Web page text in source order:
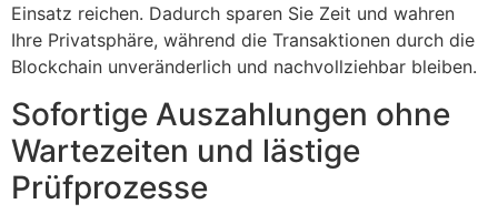
Einsatz reichen. Dadurch sparen Sie Zeit und wahren
Ihre Privatsphäre, während die Transaktionen durch die
Blockchain unveränderlich und nachvollziehbar bleiben.
Sofortige Auszahlungen ohne
Wartezeiten und lästige
Prüfprozesse